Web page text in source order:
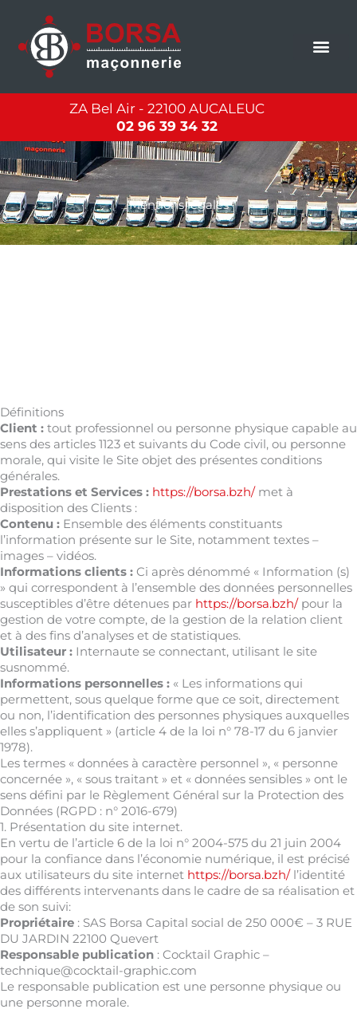
d'accessibilité.
contenu
ZA Bel Air - 22100 AUCALEUC
02 96 39 34 32
Mentions légales
Définitions
Client : tout professionnel ou personne physique capable au
sens des articles 1123 et suivants du Code civil, ou personne
morale, qui visite le Site objet des présentes conditions
générales.
Prestations et Services : https://borsa.bzh/met à
disposition des Clients :
Contenu : Ensemble des éléments constituants
l’information présente sur le Site, notamment textes –
images – vidéos.
Informations clients : Ci après dénommé « Information (s)
» qui correspondent à l’ensemble des données personnelles
susceptibles d’être détenues par https://borsa.bzh/pour la
gestion de votre compte, de la gestion de la relation client
et à des fins d’analyses et de statistiques.
Utilisateur : Internaute se connectant, utilisant le site
susnommé.
Informations personnelles : « Les informations qui
permettent, sous quelque forme que ce soit, directement
ou non, l’identification des personnes physiques auxquelles
elles s’appliquent » (article 4 de la loi n° 78-17 du 6 janvier
1978).
Les termes « données à caractère personnel », « personne
concernée », « sous traitant » et « données sensibles » ont le
sens défini par le Règlement Général sur la Protection des
Données (RGPD : n° 2016-679)
1. Présentation du site internet.
En vertu de l’article 6 de la loi n° 2004-575 du 21 juin 2004
pour la confiance dans l’économie numérique, il est précisé
aux utilisateurs du site internet https://borsa.bzh/l’identité
des différents intervenants dans le cadre de sa réalisation et
de son suivi:
Propriétaire : SAS Borsa Capital social de 250 000€ – 3 RUE
DU JARDIN 22100 Quevert
Responsable publication : Cocktail Graphic –
technique@cocktail-graphic.com
Le responsable publication est une personne physique ou
une personne morale.